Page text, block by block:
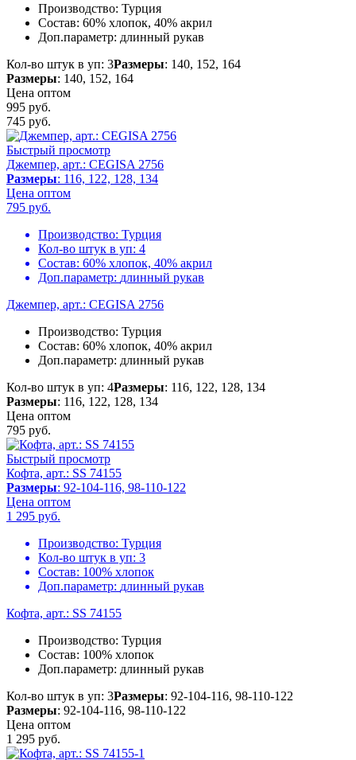
Производство: Турция
Состав: 60% хлопок, 40% акрил
Доп.параметр: длинный рукав
Кол-во штук в уп: 3Размеры: 140, 152, 164
Размеры: 140, 152, 164
Цена оптом
995 руб.
745 руб.
Быстрый просмотр
Джемпер, арт.: CEGISA 2756
Размеры: 116, 122, 128, 134
Цена оптом
795 руб.
Производство: Турция
Кол-во штук в уп: 4
Состав: 60% хлопок, 40% акрил
Доп.параметр: длинный рукав
Джемпер, арт.: CEGISA 2756
Производство: Турция
Состав: 60% хлопок, 40% акрил
Доп.параметр: длинный рукав
Кол-во штук в уп: 4Размеры: 116, 122, 128, 134
Размеры: 116, 122, 128, 134
Цена оптом
795 руб.
Быстрый просмотр
Кофта, арт.: SS 74155
Размеры: 92-104-116, 98-110-122
Цена оптом
1 295 руб.
Производство: Турция
Кол-во штук в уп: 3
Состав: 100% хлопок
Доп.параметр: длинный рукав
Кофта, арт.: SS 74155
Производство: Турция
Состав: 100% хлопок
Доп.параметр: длинный рукав
Кол-во штук в уп: 3Размеры: 92-104-116, 98-110-122
Размеры: 92-104-116, 98-110-122
Цена оптом
1 295 руб.